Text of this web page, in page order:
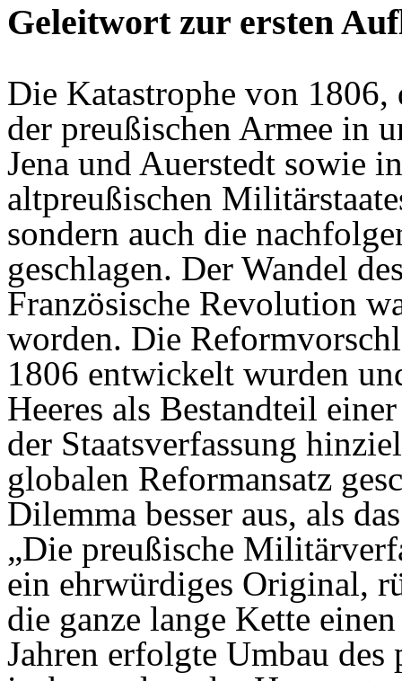
Geleitwort zur ersten
Die Katastrophe von
der preußischen Armee in
Jena und Auerstedt sowie
altpreußischen
sondern auch die
geschlagen. Der Wandel
Französische Revolution
worden. Die
1806 entwickelt wurden
Heeres als Bestandteil
der Staatsverfassung
globalen Reformansatz
Dilemma besser aus, als
„Die preußische
ein ehrwürdiges Original,
die ganze lange Kette
Jahren erfolgte Umbau des